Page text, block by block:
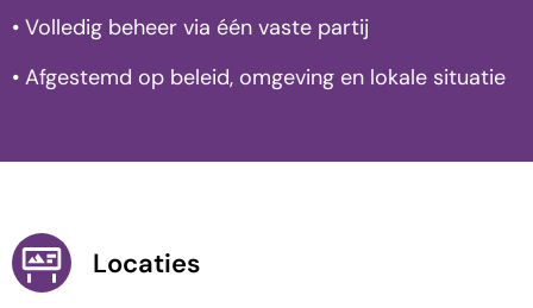
• Volledig beheer via één vaste partij
• Afgestemd op beleid, omgeving en lokale situatie
Locaties